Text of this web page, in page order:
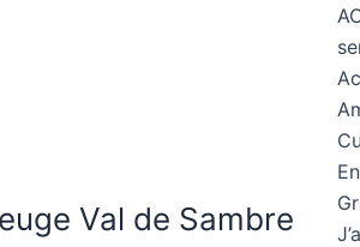
Val de Sambre